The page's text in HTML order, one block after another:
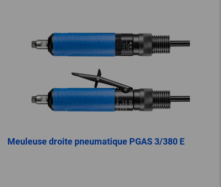
Meuleuse droite pneumatique PGAS 3/380 E